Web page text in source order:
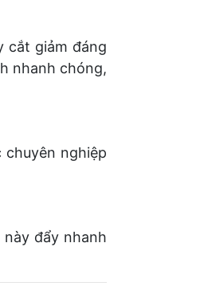
cắt giảm đáng
nhanh chóng,
nghiệp
đẩy nhanh